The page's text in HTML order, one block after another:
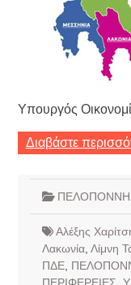
Υπουργός
Διαβάστε
Αλέξης
Λακωνία, Λίμνη
ΠΔΕ,